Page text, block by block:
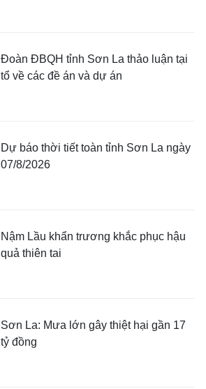
Đoàn ĐBQH tỉnh Sơn La thảo luận tại
tổ về các đề án và dự án
Dự báo thời tiết toàn tỉnh Sơn La ngày
07/8/2026
Nậm Lầu khẩn trương khắc phục hậu
quả thiên tai
Sơn La: Mưa lớn gây thiệt hại gần 17
tỷ đồng